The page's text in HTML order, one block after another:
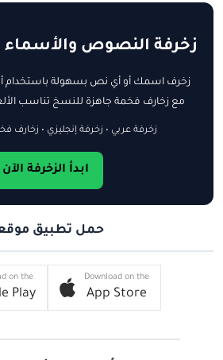
زخرفة النصوص والأسماء
زخرف اسمك أو أي نص بسهولة باستخدام
مع زخارف فخمة جاهزة للنسخ تناسب
زخرفة عربي • زخرفة إنجليزي • زخارف
ابدأ الزخرفة الآن
حمل تطبيق
Download on the
App Store
on the
Play